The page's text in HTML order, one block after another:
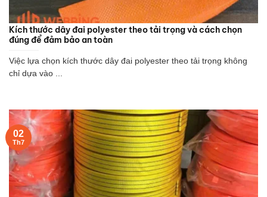
Kích thước dây đai polyester theo tải trọng và cách chọn
đúng để đảm bảo an toàn
Việc lựa chọn kích thước dây đai polyester theo tải trọng không
chỉ dựa vào ...
02
Th7